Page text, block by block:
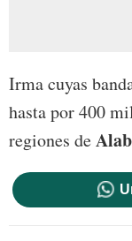
Irma cuyas
hasta por 400
regiones de